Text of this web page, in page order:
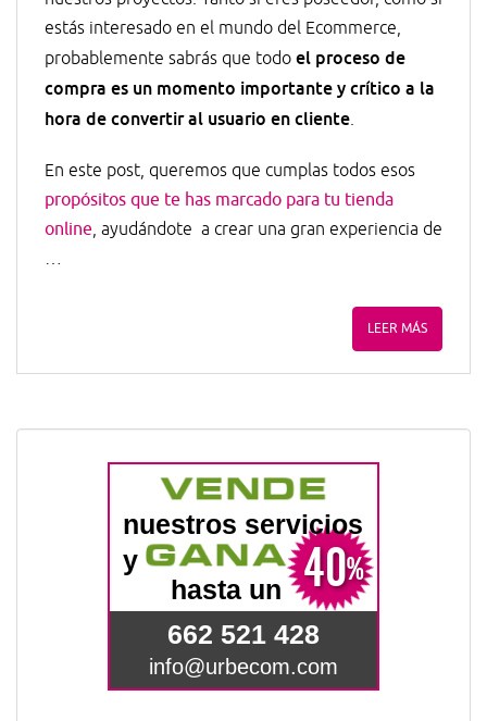
estás interesado en el mundo del Ecommerce,
probablemente sabrás que todo el proceso de
compra es un momento importante y crítico a la
hora de convertir al usuario en cliente.
En este post, queremos que cumplas todos esos
propósitos que te has marcado para tu tienda
online, ayudándote a crear una gran experiencia de
…
LEER MÁS